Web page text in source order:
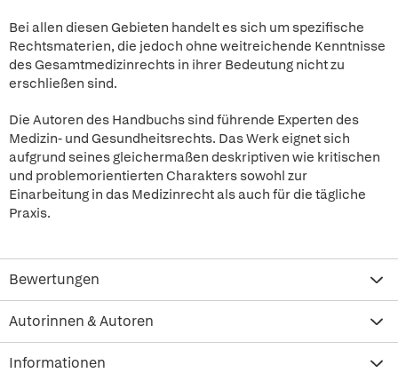
Bei allen diesen Gebieten handelt es sich um spezifische
Rechtsmaterien, die jedoch ohne weitreichende Kenntnisse
des Gesamtmedizinrechts in ihrer Bedeutung nicht zu
erschließen sind.
Die Autoren des Handbuchs sind führende Experten des
Medizin- und Gesundheitsrechts. Das Werk eignet sich
aufgrund seines gleichermaßen deskriptiven wie kritischen
und problemorientierten Charakters sowohl zur
Einarbeitung in das Medizinrecht als auch für die tägliche
Praxis.
Bewertungen
Autorinnen & Autoren
Informationen